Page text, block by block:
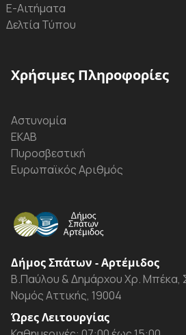
Ε-Αιτήματα
Δελτία Τύπου
Χρήσιμες Πληροφορίες
Αστυνομία
ΕΚΑΒ
Πυροσβεστική
Ευρωπαϊκός Αριθμός
Δήμος Σπάτων - Αρτέμιδος
Β.Παύλου & Δημάρχου Χρ. Μπέκα,
Νομός Αττικής, 19004
Ώρες Λειτουργίας